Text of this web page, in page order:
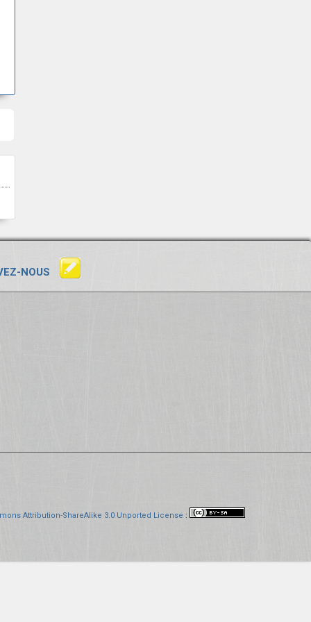
NOUS
Attribution-ShareAlike 3.0 Unported License :